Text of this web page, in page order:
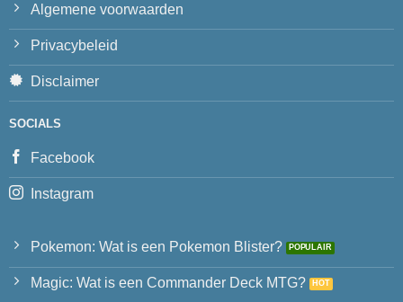
Algemene voorwaarden
Privacybeleid
Disclaimer
SOCIALS
Facebook
Instagram
Pokemon: Wat is een Pokemon Blister?
Magic: Wat is een Commander Deck MTG?